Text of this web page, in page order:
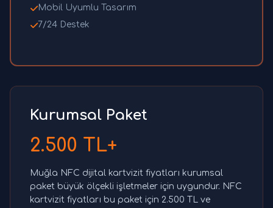
Mobil Uyumlu Tasarım
7/24 Destek
Kurumsal Paket
2.500 TL+
Muğla NFC dijital kartvizit fiyatları kurumsal
paket büyük ölçekli işletmeler için uygundur. NFC
kartvizit fiyatları bu paket için 2.500 TL ve